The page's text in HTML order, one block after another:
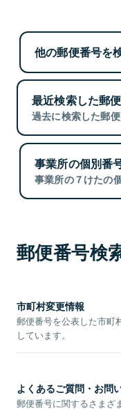
他の郵便番号を
最近検索した郵
過去に検索した郵
事業所の個別番
事業所の７けたの
郵便番号検
市町村変更情報
郵便番号を公表した市町
しています。
よくあるご質問・お問
郵便番号に関するさまざ